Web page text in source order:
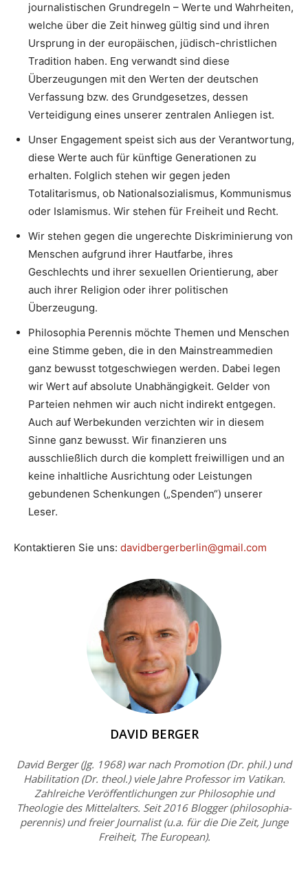
journalistischen Grundregeln – Werte und Wahrheiten,
welche über die Zeit hinweg gültig sind und ihren
Ursprung in der europäischen, jüdisch-christlichen
Tradition haben. Eng verwandt sind diese
Überzeugungen mit den Werten der deutschen
Verfassung bzw. des Grundgesetzes, dessen
Verteidigung eines unserer zentralen Anliegen ist.
Unser Engagement speist sich aus der Verantwortung,
diese Werte auch für künftige Generationen zu
erhalten. Folglich stehen wir gegen jeden
Totalitarismus, ob Nationalsozialismus, Kommunismus
oder Islamismus. Wir stehen für Freiheit und Recht.
Wir stehen gegen die ungerechte Diskriminierung von
Menschen aufgrund ihrer Hautfarbe, ihres
Geschlechts und ihrer sexuellen Orientierung, aber
auch ihrer Religion oder ihrer politischen
Überzeugung.
Philosophia Perennis möchte Themen und Menschen
eine Stimme geben, die in den Mainstreammedien
ganz bewusst totgeschwiegen werden. Dabei legen
wir Wert auf absolute Unabhängigkeit. Gelder von
Parteien nehmen wir auch nicht indirekt entgegen.
Auch auf Werbekunden verzichten wir in diesem
Sinne ganz bewusst. Wir finanzieren uns
ausschließlich durch die komplett freiwilligen und an
keine inhaltliche Ausrichtung oder Leistungen
gebundenen Schenkungen („Spenden“) unserer
Leser.
Kontaktieren Sie uns: davidbergerberlin@gmail.com
DAVID BERGER
David Berger (Jg. 1968) war nach Promotion (Dr. phil.) und
Habilitation (Dr. theol.) viele Jahre Professor im Vatikan.
Zahlreiche Veröffentlichungen zur Philosophie und
Theologie des Mittelalters. Seit 2016 Blogger (philosophia-
perennis) und freier Journalist (u.a. für die Die Zeit, Junge
Freiheit, The European).